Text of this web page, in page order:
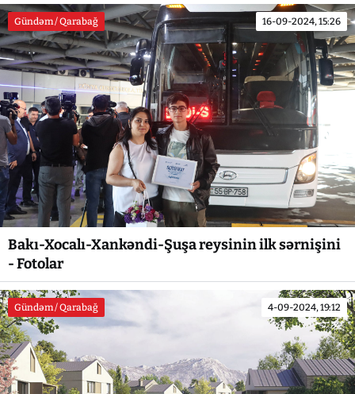
Gündəm / Qarabağ 16-09-2024, 15:26
Bakı-Xocalı-Xankəndi-Şuşa reysinin ilk sərnişini
- Fotolar
Gündəm / Qarabağ 4-09-2024, 19:12